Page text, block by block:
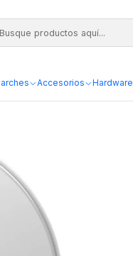
Accesorios Hardware